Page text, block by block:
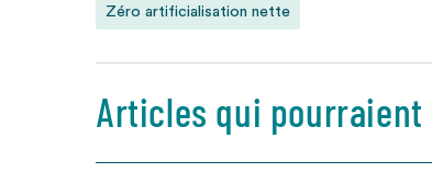
Zéro artificialisation nette
Articles qui